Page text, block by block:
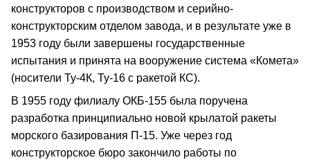
конструкторов с производством и серийно-
конструкторским отделом завода, и в результате уже в
1953 году были завершены государственные
испытания и принята на вооружение система «Комета»
(носители Ту-4К, Ту-16 с ракетой КС).
В 1955 году филиалу ОКБ-155 была поручена
разработка принципиально новой крылатой ракеты
морского базирования П-15. Уже через год
конструкторское бюро закончило работы по